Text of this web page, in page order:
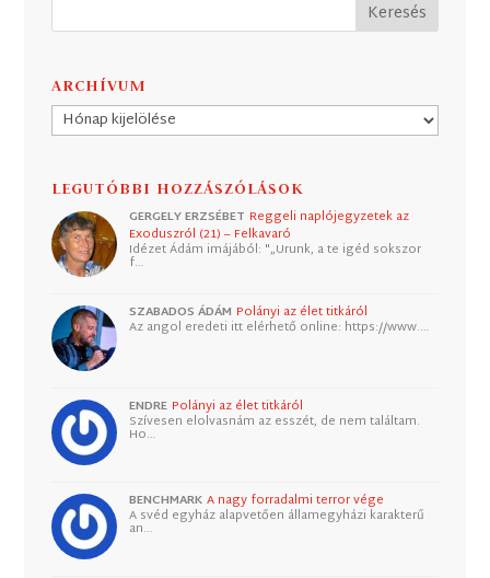
ARCHÍVUM
Archívum
LEGUTÓBBI HOZZÁSZÓLÁSOK
GERGELY ERZSÉBET Reggeli naplójegyzetek az
Exoduszról (21) – Felkavaró
Idézet Ádám imájából: "„Urunk, a te igéd sokszor
f…
SZABADOS ÁDÁM Polányi az élet titkáról
Az angol eredeti itt elérhető online: https://www.…
ENDRE Polányi az élet titkáról
Szívesen elolvasnám az esszét, de nem találtam.
Ho…
BENCHMARK A nagy forradalmi terror vége
A svéd egyház alapvetően államegyházi karakterű
an…